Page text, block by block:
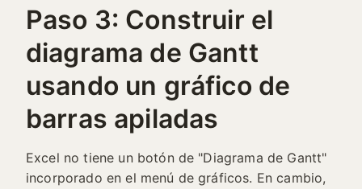
Paso 3: Construir el
diagrama de Gantt
usando un gráfico de
barras apiladas
Excel no tiene un botón de "Diagrama de Gantt"
incorporado en el menú de gráficos. En cambio,